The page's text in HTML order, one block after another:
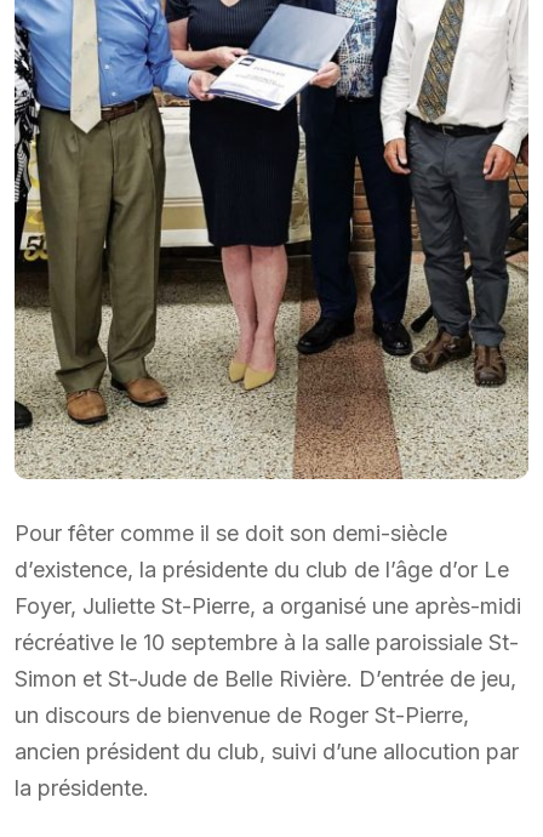
Pour fêter comme il se doit son demi-siècle
d’existence, la présidente du club de l’âge d’or Le
Foyer, Juliette St-Pierre, a organisé une après-midi
récréative le 10 septembre à la salle paroissiale St-
Simon et St-Jude de Belle Rivière. D’entrée de jeu,
un discours de bienvenue de Roger St-Pierre,
ancien président du club, suivi d’une allocution par
la présidente.